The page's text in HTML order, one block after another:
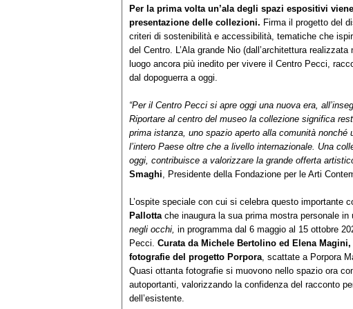
Per la prima volta un’ala degli spazi espositivi
presentazione delle collezioni. Firma il progetto del
criteri di sostenibilità e accessibilità, tematiche che
del Centro. L’Ala grande Nio (dall’architettura
luogo ancora più inedito per vivere il Centro Pecci,
dal dopoguerra a oggi.
“Per il Centro Pecci si apre oggi una nuova era,
Riportare al centro del museo la collezione significa
prima istanza, uno spazio aperto alla comunità nonché
l’intero Paese oltre che a livello internazionale. Una
oggi, contribuisce a valorizzare la grande offerta
Smaghi , Presidente della Fondazione per le Arti
L’ospite speciale con cui si celebra questo importante
Pallotta che inaugura la sua prima mostra personale in
negli occhi, in programma dal 6 maggio al 15 ottobre
Pecci. Curata da Michele Bertolino ed Elena
fotografie del progetto Porpora , scattate a Porpora
Quasi ottanta fotografie si muovono nello spazio ora
autoportanti, valorizzando la confidenza del racconto
dell’esistente.